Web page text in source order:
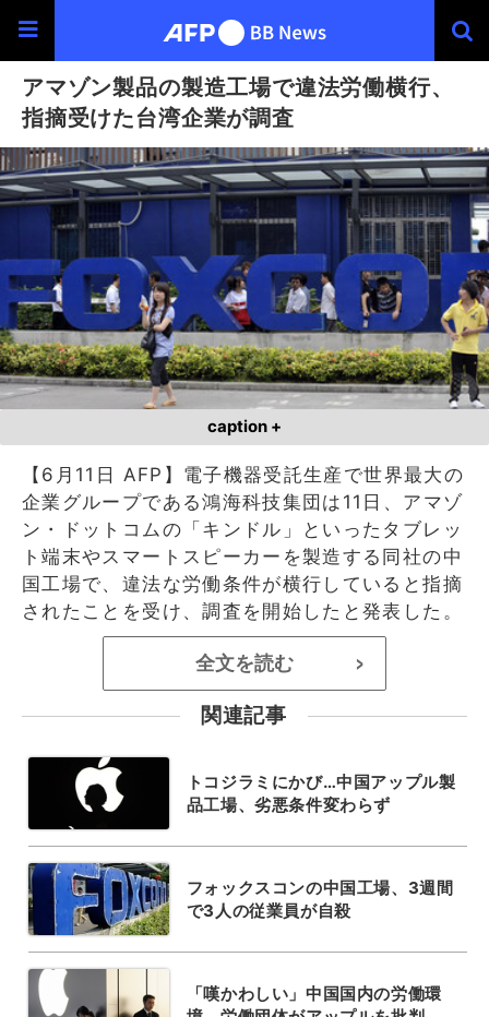
アマゾン製品の製造工場で違法労働横行、
指摘受けた台湾企業が調査
caption +
【6月11日 AFP】電子機器受託生産で世界最大の
企業グループである鴻海科技集団は11日、アマゾ
ン・ドットコムの「キンドル」といったタブレッ
ト端末やスマートスピーカーを製造する同社の中
国工場で、違法な労働条件が横行していると指摘
されたことを受け、調査を開始したと発表した。
全文を読む >
関連記事
トコジラミにかび…中国アップル製
品工場、劣悪条件変わらず
フォックスコンの中国工場、3週間
で3人の従業員が自殺
「嘆かわしい」中国国内の労働環